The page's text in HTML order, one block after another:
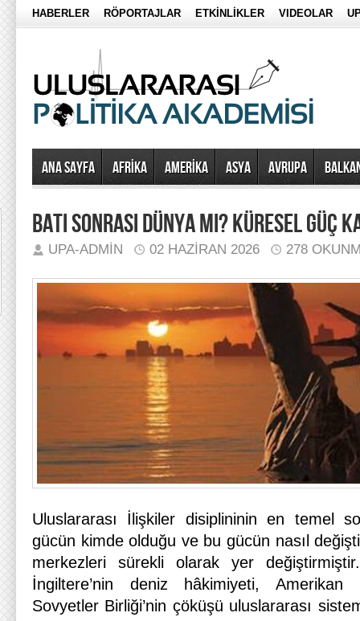
HABERLER RÖPORTAJLAR ETKİNLİKLER VIDEOLAR
Ana Sayfa AFRİKA AMERİKA ASYA AVRUPA
BATI SONRASI DÜNYA MI? KÜRESEL GÜÇ
UPA-ADMIN 02 HAZIRAN 2026 278
Uluslararası İlişkiler disiplininin en temel
gücün kimde olduğu ve bu gücün nasıl
merkezleri sürekli olarak yer değiştirmiştir.
İngiltere’nin deniz hâkimiyeti, Amerikan
Sovyetler Birliği’nin çöküşü uluslararası